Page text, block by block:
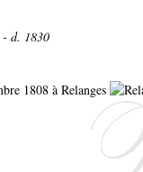
d. 1830
1808 à Relanges